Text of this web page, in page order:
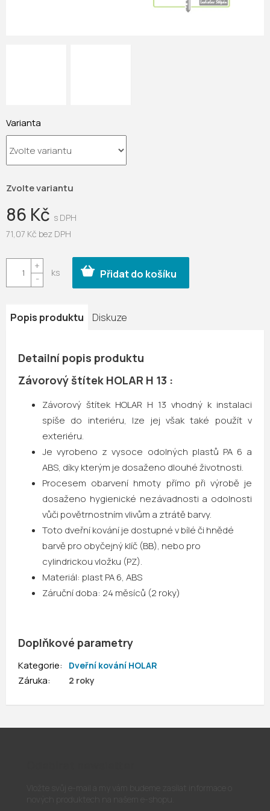
86 Kč
71,07 Kč bez DPH
cena:
Zvolte variantu
Varianta
Přidat do košíku
Popis produktu Diskuze
Detailní popis produktu
Závorový štítek HOLAR H 13 :
Závorový štítek HOLAR H 13 vhodný k instalaci
spíše do interiéru, lze jej však také použít v
exteriéru.
Je vyrobeno z vysoce odolných plastů PA 6 a
ABS, díky kterým je dosaženo dlouhé životnosti.
Procesem obarvení hmoty přímo při výrobě je
dosaženo hygienické nezávadnosti a odolnosti
vůči povětrnostním vlivům a ztrátě barvy.
Toto dveřní kování je dostupné v bílé či hnědé
barvě pro obyčejný klíč (BB), nebo pro
cylindrickou vložku (PZ).
Materiál: plast PA 6, ABS
Záruční doba: 24 měsíců (2 roky)
Doplňkové parametry
Kategorie: Dveřní kování HOLAR
Záruka: 2 roky